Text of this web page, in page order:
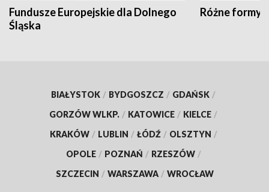
Fundusze Europejskie dla Dolnego
Śląska
Różne formy
BIAŁYSTOK / BYDGOSZCZ / GDAŃSK /
GORZÓW WLKP. / KATOWICE / KIELCE /
KRAKÓW / LUBLIN / ŁÓDŹ / OLSZTYN /
OPOLE / POZNAŃ / RZESZÓW /
SZCZECIN / WARSZAWA / WROCŁAW